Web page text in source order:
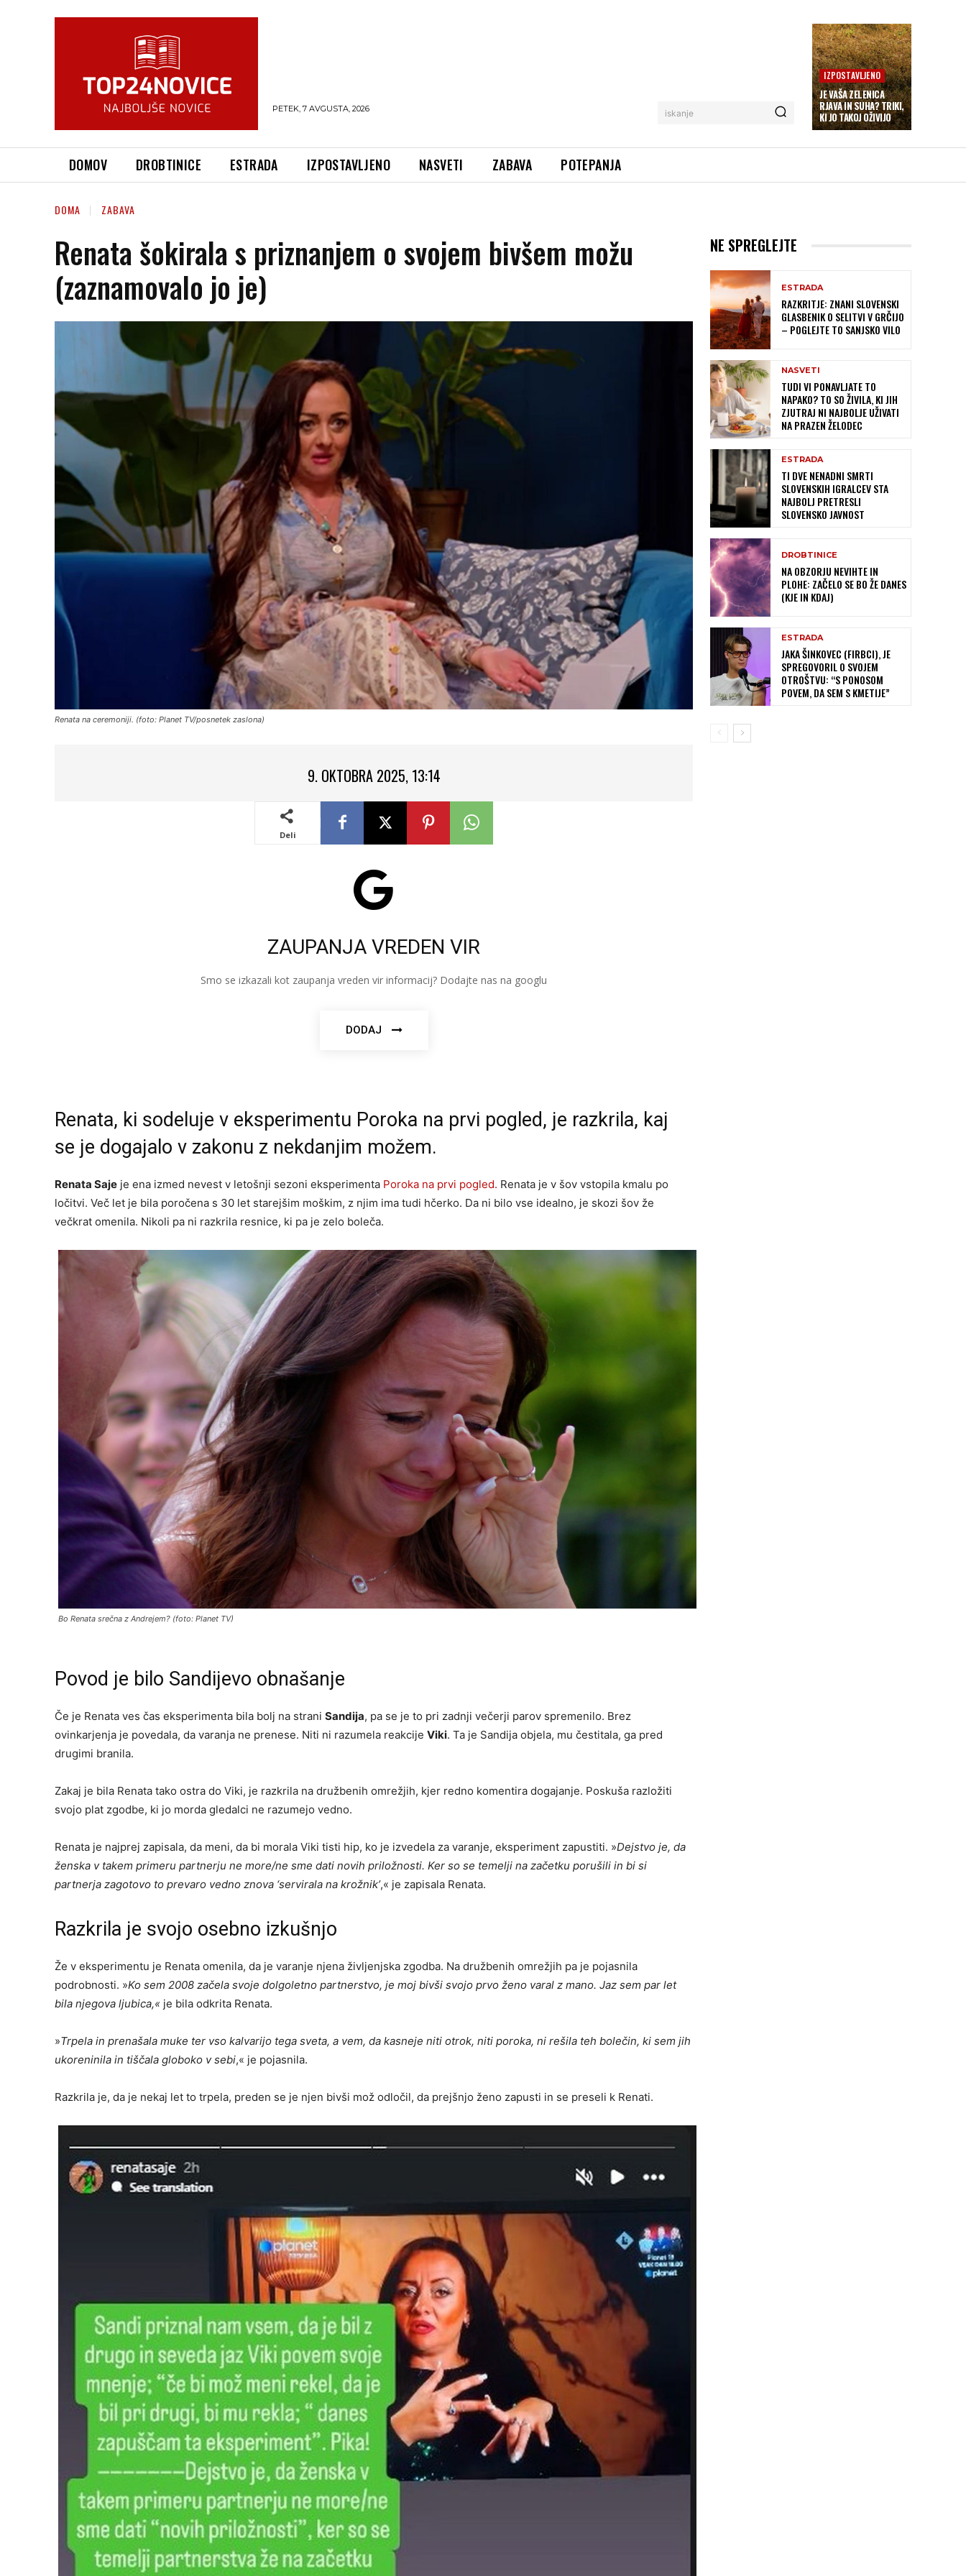
PETEK, 7 AVGUSTA, 2026 iskanje
IZPOSTAVLJENO
JE VAŠA ZELENICA
RJAVA IN SUHA? TRIKI,
KI JO TAKOJ OŽIVIJO
DOMOV DROBTINICE ESTRADA IZPOSTAVLJENO NASVETI ZABAVA POTEPANJA
DOMA ZABAVA
Renata šokirala s priznanjem o svojem bivšem možu
(zaznamovalo jo je)
Renata na ceremoniji. (foto: Planet TV/posnetek zaslona)
9. OKTOBRA 2025, 13:14
Deli
ZAUPANJA VREDEN VIR
Smo se izkazali kot zaupanja vreden vir informacij? Dodajte nas na googlu
DODAJ
Renata, ki sodeluje v eksperimentu Poroka na prvi pogled, je razkrila, kaj
se je dogajalo v zakonu z nekdanjim možem.
Renata Saje je ena izmed nevest v letošnji sezoni eksperimenta Poroka na prvi pogled. Renata je v šov vstopila kmalu po
ločitvi. Več let je bila poročena s 30 let starejšim moškim, z njim ima tudi hčerko. Da ni bilo vse idealno, je skozi šov že
večkrat omenila. Nikoli pa ni razkrila resnice, ki pa je zelo boleča.
Bo Renata srečna z Andrejem? (foto: Planet TV)
Povod je bilo Sandijevo obnašanje
Če je Renata ves čas eksperimenta bila bolj na strani Sandija, pa se je to pri zadnji večerji parov spremenilo. Brez
ovinkarjenja je povedala, da varanja ne prenese. Niti ni razumela reakcije Viki. Ta je Sandija objela, mu čestitala, ga pred
drugimi branila.
Zakaj je bila Renata tako ostra do Viki, je razkrila na družbenih omrežjih, kjer redno komentira dogajanje. Poskuša razložiti
svojo plat zgodbe, ki jo morda gledalci ne razumejo vedno.
Renata je najprej zapisala, da meni, da bi morala Viki tisti hip, ko je izvedela za varanje, eksperiment zapustiti. »Dejstvo je, da
ženska v takem primeru partnerju ne more/ne sme dati novih priložnosti. Ker so se temelji na začetku porušili in bi si
partnerja zagotovo to prevaro vedno znova ‘servirala na krožnik’,« je zapisala Renata.
Razkrila je svojo osebno izkušnjo
Že v eksperimentu je Renata omenila, da je varanje njena življenjska zgodba. Na družbenih omrežjih pa je pojasnila
podrobnosti. »Ko sem 2008 začela svoje dolgoletno partnerstvo, je moj bivši svojo prvo ženo varal z mano. Jaz sem par let
bila njegova ljubica,« je bila odkrita Renata.
»Trpela in prenašala muke ter vso kalvarijo tega sveta, a vem, da kasneje niti otrok, niti poroka, ni rešila teh bolečin, ki sem jih
ukoreninila in tiščala globoko v sebi,« je pojasnila.
Razkrila je, da je nekaj let to trpela, preden se je njen bivši mož odločil, da prejšnjo ženo zapusti in se preseli k Renati.
NE SPREGLEJTE
ESTRADA
RAZKRITJE: ZNANI SLOVENSKI
GLASBENIK O SELITVI V GRČIJO
– POGLEJTE TO SANJSKO VILO
NASVETI
TUDI VI PONAVLJATE TO
NAPAKO? TO SO ŽIVILA, KI JIH
ZJUTRAJ NI NAJBOLJE UŽIVATI
NA PRAZEN ŽELODEC
ESTRADA
TI DVE NENADNI SMRTI
SLOVENSKIH IGRALCEV STA
NAJBOLJ PRETRESLI
SLOVENSKO JAVNOST
DROBTINICE
NA OBZORJU NEVIHTE IN
PLOHE: ZAČELO SE BO ŽE DANES
(KJE IN KDAJ)
ESTRADA
JAKA ŠINKOVEC (FIRBCI), JE
SPREGOVORIL O SVOJEM
OTROŠTVU: “S PONOSOM
POVEM, DA SEM S KMETIJE”